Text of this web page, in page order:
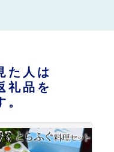
た人は
礼品を
。